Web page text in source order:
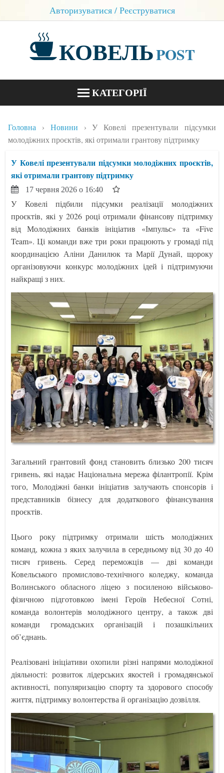
Авторизуватися / Реєструватися
КОВЕЛЬPOST
КАТЕГОРІЇ
БЛОГИ
КОНТАКТИ
Головна Новини
У Ковелі презентували підсумки
молодіжних проєктів, які отримали грантову підтримку
У Ковелі презентували підсумки молодіжних проєктів,
які отримали грантову підтримку
17 червня 2026 о 16:40
У Ковелі підбили підсумки реалізації молодіжних
проєктів, які у 2026 році отримали фінансову підтримку
від Молодіжних банків ініціатив «Імпульс» та «Five
Team». Ці команди вже три роки працюють у громаді під
координацією Аліни Данилюк та Марії Дунай, щороку
організовуючи конкурс молодіжних ідей і підтримуючи
найкращі з них.
Загальний грантовий фонд становить близько 200 тисяч
гривень, які надає Національна мережа філантропії. Крім
того, Молодіжні банки ініціатив залучають спонсорів і
представників бізнесу для додаткового фінансування
проєктів.
Цього року підтримку отримали шість молодіжних
команд, кожна з яких залучила в середньому від 30 до 40
тисяч гривень. Серед переможців — дві команди
Ковельського промислово-технічного коледжу, команда
Волинського обласного ліцею з посиленою військово-
фізичною підготовкою імені Героїв Небесної Сотні,
команда волонтерів молодіжного центру, а також дві
команди громадських організацій і позашкільних
об’єднань.
Реалізовані ініціативи охопили різні напрями молодіжної
діяльності: розвиток лідерських якостей і громадянської
активності, популяризацію спорту та здорового способу
життя, підтримку волонтерства й організацію дозвілля.